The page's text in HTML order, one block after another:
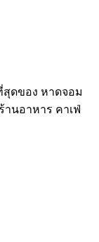
ที่สุดของ หาดจอม
านอาหาร คาเฟ่